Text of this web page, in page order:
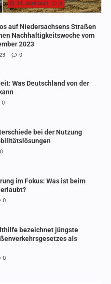
21. JUNI 2021 0
auf Niedersachsens Straßen
Nachhaltigkeitswoche vom
2023
0
Was Deutschland von der
0
bei der Nutzung
0
im Fokus: Was ist beim
0
bezeichnet jüngste
als
0